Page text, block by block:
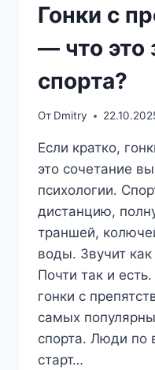
Гонки с
— что это
спорта?
От Dmitry
Если кратко,
это сочетание
психологии.
дистанцию,
траншей,
воды. Звучит
Почти так и
гонки с
самых
спорта. Люди по
старт…